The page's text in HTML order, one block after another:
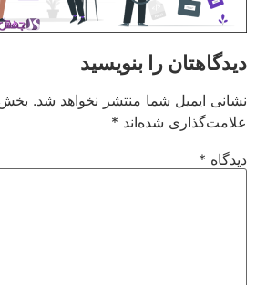
دیدگاهتان را بنویسید
نشانی ایمیل شما منتشر نخواهد شد.
علامت‌گذاری شده‌اند *
دیدگاه *